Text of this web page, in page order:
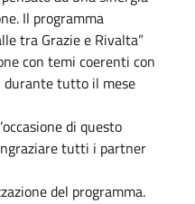
Il programma
tra Grazie e Rivalta”
con temi coerenti con
durante tutto il mese
di questo
tutti i partner
del programma.